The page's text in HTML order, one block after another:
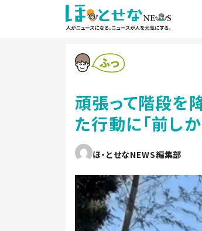
頑張って階段を
た行動に「前し
ほ・とせなNEWS編集部